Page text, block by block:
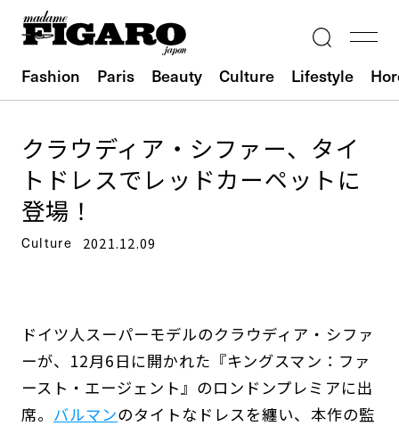
Fashion Paris Beauty Culture Lifestyle
クラウディア・シファー、タイ
トドレスでレッドカーペットに
登場！
Culture 2021.12.09
ドイツ人スーパーモデルのクラウディア・シファ
ーが、12月6日に開かれた『キングスマン：ファ
ースト・エージェント』のロンドンプレミアに出
席。 バルマンのタイトなドレスを纏い、本作の監